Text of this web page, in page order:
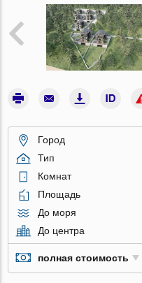
Город
Тип
Комнат
Площадь
До моря
До центра
полная стоимость